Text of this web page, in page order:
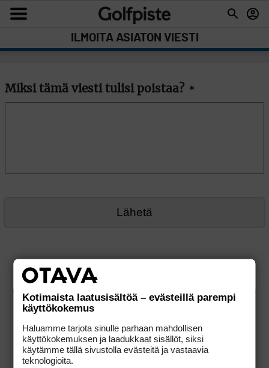
ILMOITA ASIATON VIESTI
Miksi tämä viesti tulisi poistaa? *
Kotimaista laatusisältöä – evästeillä parempi
käyttökokemus
Haluamme tarjota sinulle parhaan mahdollisen
käyttökokemuksen ja laadukkaat sisällöt, siksi
käytämme tällä sivustolla evästeitä ja vastaavia
teknologioita.